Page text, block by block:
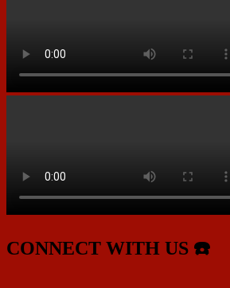
CONNECT WITH US ☎️